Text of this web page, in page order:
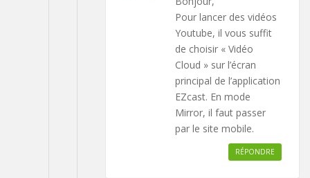
Pour lancer des vidéos
Youtube, il vous suffit
de choisir « Vidéo
Cloud » sur l’écran
principal de l’application
EZcast. En mode
Mirror, il faut passer
par le site mobile.
RÉPONDRE